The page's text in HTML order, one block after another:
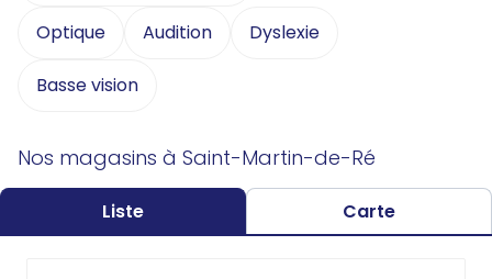
Optique Audition Dyslexie
Basse vision
Nos magasins à Saint-Martin-de-Ré
Liste Carte